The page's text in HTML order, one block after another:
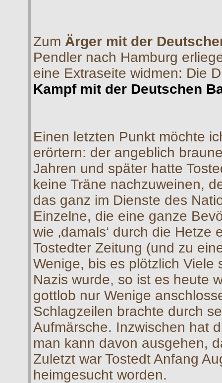
Zum Ärger mit der
Pendler nach Hamburg
eine Extraseite widmen: Die
Kampf mit der Deutschen
Einen letzten Punkt möchte
erörtern: der angeblich
Jahren und später hatte
keine Träne nachzuweinen,
das ganz im Dienste des
Einzelne, die eine ganze
wie ‚damals‘ durch die
Tostedter Zeitung (und zu
Wenige, bis es plötzlich Viele
Nazis wurde, so ist es heute
gottlob nur Wenige
Schlagzeilen brachte durch
Aufmärsche. Inzwischen hat
man kann davon ausgehen,
Zuletzt war Tostedt Anfang
heimgesucht worden.